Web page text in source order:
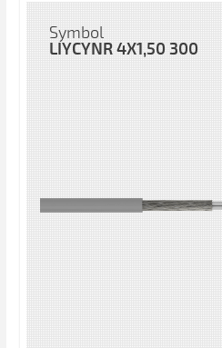
Symbol
LIYCYNR 4X1,50 300